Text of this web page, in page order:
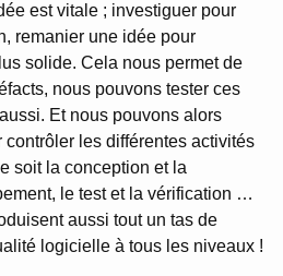
est vitale ; investiguer pour
remanier une idée pour
solide. Cela nous permet de
nous pouvons tester ces
Et nous pouvons alors
contrôler les différentes activités
soit la conception et la
le test et la vérification …
aussi tout un tas de
logicielle à tous les niveaux !